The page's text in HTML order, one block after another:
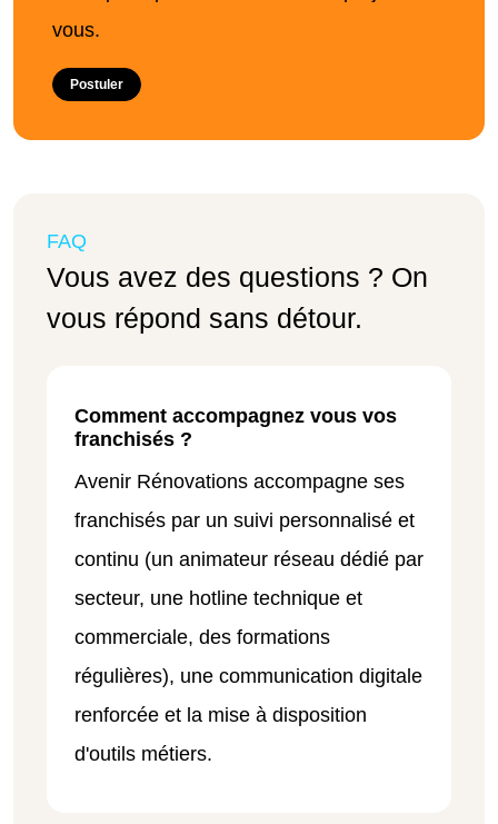
vous.
Postuler
FAQ
Vous avez des questions ? On
vous répond sans détour.
Comment accompagnez vous vos
franchisés ?
Avenir Rénovations accompagne ses
franchisés par un suivi personnalisé et
continu (un animateur réseau dédié par
secteur, une hotline technique et
commerciale, des formations
régulières), une communication digitale
renforcée et la mise à disposition
d'outils métiers.